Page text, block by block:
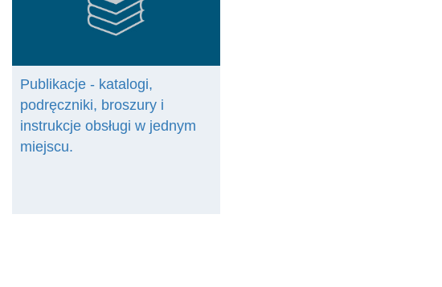
Publikacje - katalogi,
podręczniki, broszury i
instrukcje obsługi w jednym
miejscu.